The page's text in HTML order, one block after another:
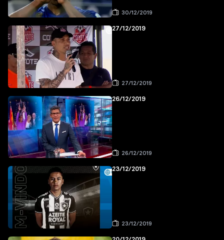
30/12/2019
27/12/2019
27/12/2019
26/12/2019
26/12/2019
23/12/2019
23/12/2019